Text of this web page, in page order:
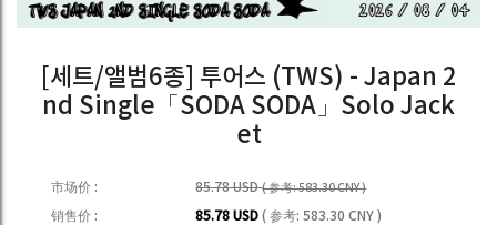
[세트/앨범6종] 투어스 (TWS) - Japan 2
nd Single「SODA SODA」Solo Jack
et
市场价 : 85.78 USD( 参考: 583.30 CNY )
销售价 : 85.78 USD( 参考: 583.30 CNY )